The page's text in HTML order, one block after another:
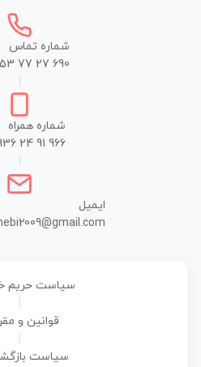
شماره تماس
77 27 690
شماره همراه
24 91 966
ایمیل
سیاست حریم
قوانین و
سیاست